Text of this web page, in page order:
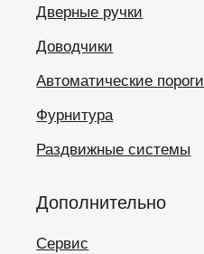
Дверные ручки
Доводчики
Автоматические пороги
Фурнитура
Раздвижные системы
Дополнительно
Сервис